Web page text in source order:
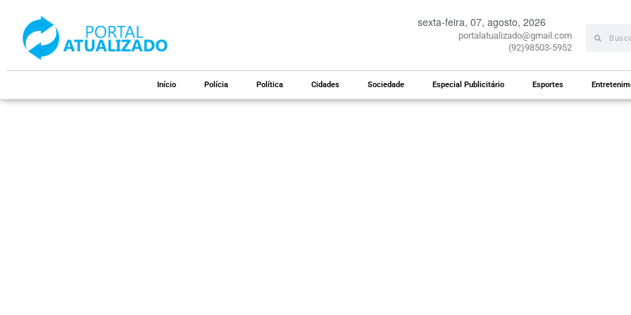
sexta-feira, 07, agosto, 2026
portalatualizado@gmail.com
(92)98503-5952
Início Polícia Política Cidades Sociedade Especial Publicitário Esportes